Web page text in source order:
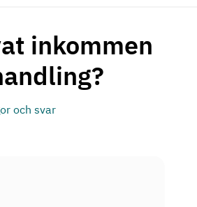
inkommen
och svar